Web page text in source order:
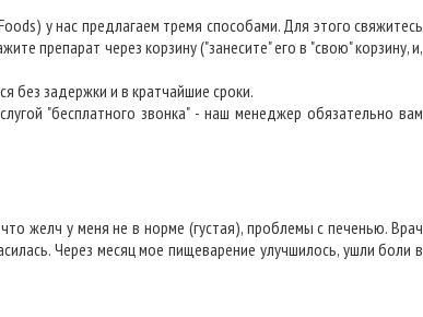
у нас предлагаем тремя способами. Для этого свяжитесь
препарат через корзину ("занесите" его в "свою" корзину, и,
без задержки и в кратчайшие сроки.
"бесплатного звонка" - наш менеджер обязательно вам
желч у меня не в норме (густая), проблемы с печенью. Врач
Через месяц мое пищеварение улучшилось, ушли боли в